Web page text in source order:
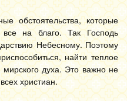
обстоятельства, которые
на благо. Так Господь
Небесному. Поэтому
найти теплое
мирского духа. Это важно не
христиан.